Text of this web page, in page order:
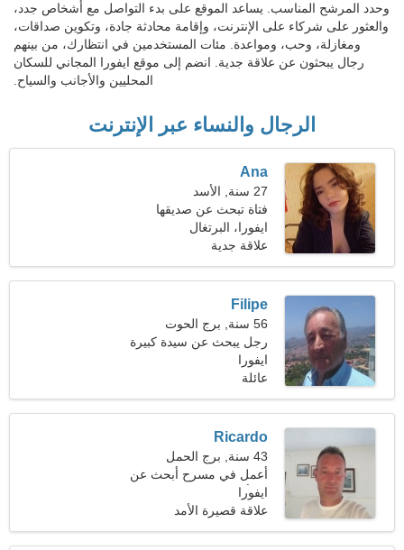
وحدد المرشح المناسب. يساعد الموقع على بدء التواصل مع أشخاص جدد،
والعثور على شركاء على الإنترنت، وإقامة محادثة جادة، وتكوين صداقات،
ومغازلة، وحب، ومواعدة. مئات المستخدمين في انتظارك، من بينهم
رجال يبحثون عن علاقة جدية. انضم إلى موقع ايفورا المجاني للسكان
المحليين والأجانب والسياح.
الرجال والنساء عبر الإنترنت
Ana
27 سنة, الأسد
فتاة تبحث عن صديقها
ايفورا، البرتغال
علاقة جدية
Filipe
56 سنة, برج الحوت
رجل يبحث عن سيدة كبيرة
ايفورا
عائلة
Ricardo
43 سنة, برج الحمل
أعمل في مسرح أبحث عن
امرأة رائعة
ايفورا
علاقة قصيرة الأمد